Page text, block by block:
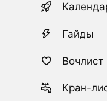
Гайды
Вочлист
Кран-